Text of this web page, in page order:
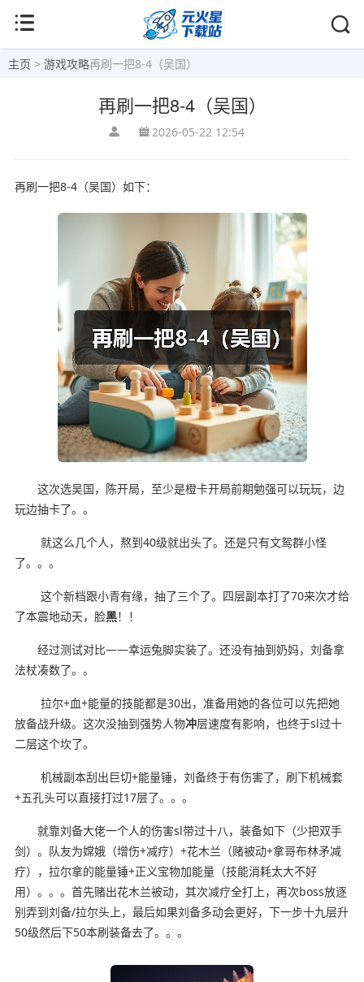
主页 > 游戏攻略再刷一把8-4（吴国）
再刷一把8-4（吴国）
2026-05-22 12:54
再刷一把8-4（吴国）如下：
这次选吴国，陈开局，至少是橙卡开局前期勉强可以玩玩，边
玩边抽卡了。。
就这么几个人，熬到40级就出头了。还是只有文鸳群小怪
了。。。
这个新档跟小青有缘，抽了三个了。四层副本打了70来次才给
了本震地动天，脸黑！！
经过测试对比——幸运兔脚实装了。还没有抽到奶妈，刘备拿
法杖凑数了。。
拉尔+血+能量的技能都是30出，准备用她的各位可以先把她
放备战升级。这次没抽到强势人物冲层速度有影响，也终于sl过十
二层这个坎了。
机械副本刮出巨切+能量锤，刘备终于有伤害了，刷下机械套
+五孔头可以直接打过17层了。。。
就靠刘备大佬一个人的伤害sl带过十八，装备如下（少把双手
剑）。队友为嫦娥（增伤+减疗）+花木兰（赌被动+拿哥布林矛减
疗），拉尔拿的能量锤+正义宝物加能量（技能消耗太大不好
用）。。。首先赌出花木兰被动，其次减疗全打上，再次boss放逐
别弄到刘备/拉尔头上，最后如果刘备多动会更好，下一步十九层升
50级然后下50本刷装备去了。。。